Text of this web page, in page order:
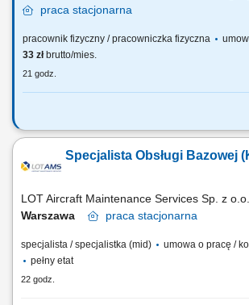
praca stacjonarna
pracownik fizyczny / pracowniczka fizyczna
33 złbrutto/mies.
21 godz.
Zakres obowiązków: Bieżące utrzymanie
technicznych znajdujących się w budynku;
zleceń od klienta, m.in. naprawy zamków
Specjalista Obsługi Bazowej
LOT Aircraft Maintenance Services Sp. z o.o.
Warszawa
praca stacjonarna
specjalista / specjalistka (mid)
umowa o pracę /
pełny etat
22 godz.